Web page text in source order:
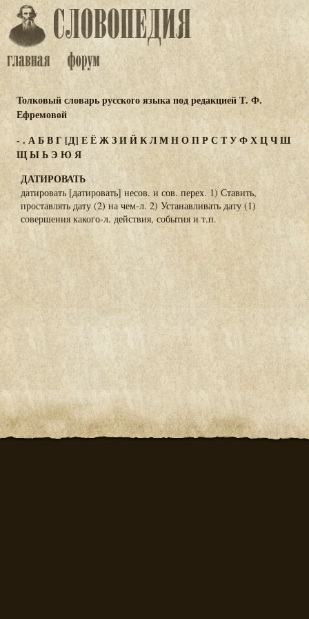
Толковый словарь русского языка под редакцией Т. Ф.
Ефремовой
- . АБВГ[Д] ЕЁЖЗИЙКЛМНОПРС ТУФХЦЧШ
ЩЫЬЭ ЮЯ
ДАТИРОВАТЬ
датировать [датировать] несов. и сов. перех. 1) Ставить,
проставлять дату (2) на чем-л. 2) Устанавливать дату (1)
совершения какого-л. действия, события и т.п.